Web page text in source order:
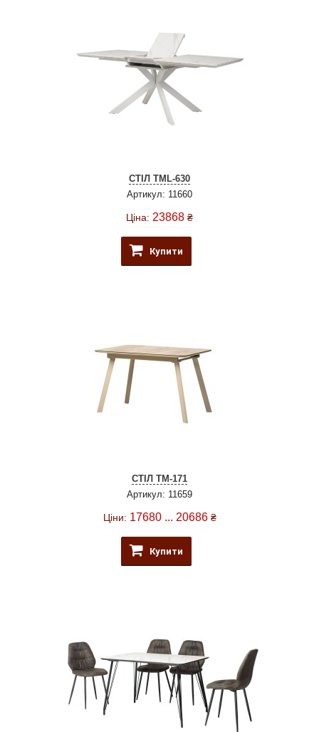
СТІЛ TML-630
Артикул: 11660
Ціна: 23868 ₴
Купити
СТІЛ TM-171
Артикул: 11659
Ціни: 17680 ... 20686 ₴
Купити